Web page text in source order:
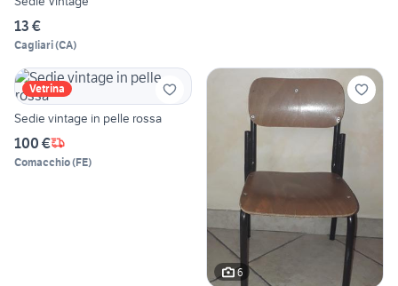
13 €
Cagliari(CA)
Vetrina
Sedie vintage in pelle rossa
100 €
Comacchio(FE)
6